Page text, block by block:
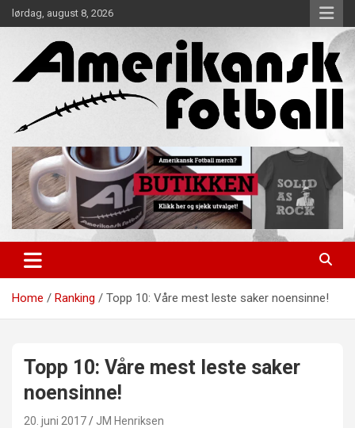
Skip
to
lørdag, august 8, 2026
Amerikansk Fotball
Home Ranking Topp 10: Våre mest leste saker noensinne!
Topp 10: Våre mest leste saker
noensinne!
20. juni 2017 JM Henriksen